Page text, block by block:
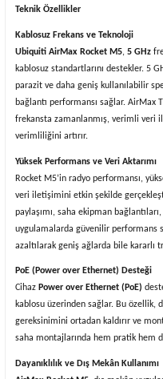
Teknik Özellikler
Kablosuz Frekans ve Teknoloji
Ubiquiti AirMax Rocket M5, 5 GHz
kablosuz standartlarını destekler. 5
parazit ve daha geniş kullanılabilir
bağlantı performansı sağlar. AirMax
frekansta zamanlanmış, verimli veri
verimliliğini artırır.
Yüksek Performans ve Veri Aktarımı
Rocket M5’in radyo performansı,
veri iletişimini etkin şekilde
paylaşımı, saha ekipman
uygulamalarda güvenilir performans
azaltılarak geniş ağlarda bile kararlı
PoE (Power over Ethernet) Desteği
Cihaz Power over Ethernet (PoE)
kablosu üzerinden sağlar. Bu özellik,
gereksinimini ortadan kaldırır ve
saha montajlarında hem pratik hem
Dayanıklılık ve Dış Mekân Kullanımı